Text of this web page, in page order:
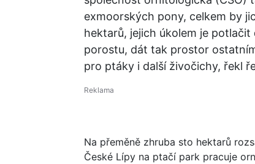
exmoorských pony, celkem by
hektarů, jejich úkolem je
porostu, dát tak prostor
pro ptáky i další živočichy, řekl
Na přeměně zhruba sto hektarů
České Lípy na ptačí park pracuje